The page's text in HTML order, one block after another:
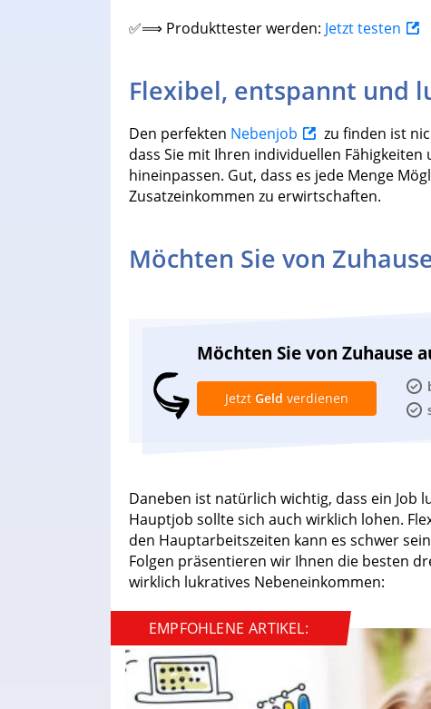
✅⟹ Produkttester werden: Jetzt testen
Flexibel, entspannt und
Den perfekten Nebenjob
zu finden ist
dass Sie mit Ihren individuellen
hineinpassen. Gut, dass es jede Menge
Zusatzeinkommen zu erwirtschaften.
Möchten Sie von
Möchten Sie von Zuhause
Jetzt Geld verdienen
Daneben ist natürlich wichtig, dass ein Job
Hauptjob sollte sich auch wirklich lohen.
den Hauptarbeitszeiten kann es schwer
Folgen präsentieren wir Ihnen die besten
wirklich lukratives Nebeneinkommen:
EMPFOHLENE ARTIKEL: